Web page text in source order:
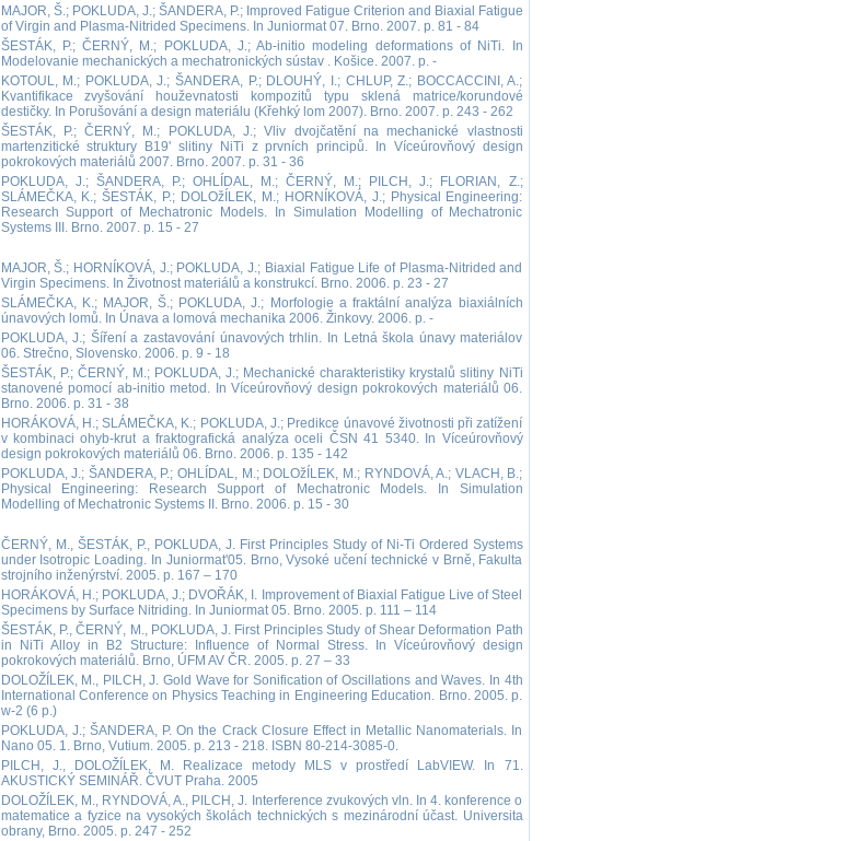
MAJOR, Š.; POKLUDA, J.; ŠANDERA, P.; Improved Fatigue Criterion and Biaxial Fatigue
of Virgin and Plasma-Nitrided Specimens. In Juniormat 07. Brno. 2007. p. 81 - 84
ŠESTÁK, P.; ČERNÝ, M.; POKLUDA, J.; Ab-initio modeling deformations of NiTi. In
Modelovanie mechanických a mechatronických sústav . Košice. 2007. p. -
KOTOUL, M.; POKLUDA, J.; ŠANDERA, P.; DLOUHÝ, I.; CHLUP, Z.; BOCCACCINI, A.;
Kvantifikace zvyšování houževnatosti kompozitů typu sklená matrice/korundové
destičky. In Porušování a design materiálu (Křehký lom 2007). Brno. 2007. p. 243 - 262
ŠESTÁK, P.; ČERNÝ, M.; POKLUDA, J.; Vliv dvojčatění na mechanické vlastnosti
martenzitické struktury B19' slitiny NiTi z prvních principů. In Víceúrovňový design
pokrokových materiálů 2007. Brno. 2007. p. 31 - 36
POKLUDA, J.; ŠANDERA, P.; OHLÍDAL, M.; ČERNÝ, M.; PILCH, J.; FLORIAN, Z.;
SLÁMEČKA, K.; ŠESTÁK, P.; DOLOžÍLEK, M.; HORNÍKOVÁ, J.; Physical Engineering:
Research Support of Mechatronic Models. In Simulation Modelling of Mechatronic
Systems III. Brno. 2007. p. 15 - 27
MAJOR, Š.; HORNÍKOVÁ, J.; POKLUDA, J.; Biaxial Fatigue Life of Plasma-Nitrided and
Virgin Specimens. In Životnost materiálů a konstrukcí. Brno. 2006. p. 23 - 27
SLÁMEČKA, K.; MAJOR, Š.; POKLUDA, J.; Morfologie a fraktální analýza biaxiálních
únavových lomů. In Únava a lomová mechanika 2006. Žinkovy. 2006. p. -
POKLUDA, J.; Šíření a zastavování únavových trhlin. In Letná škola únavy materiálov
06. Strečno, Slovensko. 2006. p. 9 - 18
ŠESTÁK, P.; ČERNÝ, M.; POKLUDA, J.; Mechanické charakteristiky krystalů slitiny NiTi
stanovené pomocí ab-initio metod. In Víceúrovňový design pokrokových materiálů 06.
Brno. 2006. p. 31 - 38
HORÁKOVÁ, H.; SLÁMEČKA, K.; POKLUDA, J.; Predikce únavové životnosti při zatížení
v kombinaci ohyb-krut a fraktografická analýza oceli ČSN 41 5340. In Víceúrovňový
design pokrokových materiálů 06. Brno. 2006. p. 135 - 142
POKLUDA, J.; ŠANDERA, P.; OHLÍDAL, M.; DOLOžÍLEK, M.; RYNDOVÁ, A.; VLACH, B.;
Physical Engineering: Research Support of Mechatronic Models. In Simulation
Modelling of Mechatronic Systems II. Brno. 2006. p. 15 - 30
ČERNÝ, M., ŠESTÁK, P., POKLUDA, J. First Principles Study of Ni-Ti Ordered Systems
under Isotropic Loading. In Juniormat'05. Brno, Vysoké učení technické v Brně, Fakulta
strojního inženýrství. 2005. p. 167 – 170
HORÁKOVÁ, H.; POKLUDA, J.; DVOŘÁK, I. Improvement of Biaxial Fatigue Live of Steel
Specimens by Surface Nitriding. In Juniormat 05. Brno. 2005. p. 111 – 114
ŠESTÁK, P., ČERNÝ, M., POKLUDA, J. First Principles Study of Shear Deformation Path
in NiTi Alloy in B2 Structure: Influence of Normal Stress. In Víceúrovňový design
pokrokových materiálů. Brno, ÚFM AV ČR. 2005. p. 27 – 33
DOLOŽÍLEK, M., PILCH, J. Gold Wave for Sonification of Oscillations and Waves. In 4th
International Conference on Physics Teaching in Engineering Education. Brno. 2005. p.
w-2 (6 p.)
POKLUDA, J.; ŠANDERA, P. On the Crack Closure Effect in Metallic Nanomaterials. In
Nano 05. 1. Brno, Vutium. 2005. p. 213 - 218. ISBN 80-214-3085-0.
PILCH, J., DOLOŽÍLEK, M. Realizace metody MLS v prostředí LabVIEW. In 71.
AKUSTICKÝ SEMINÁŘ. ČVUT Praha. 2005
DOLOŽÍLEK, M., RYNDOVÁ, A., PILCH, J. Interference zvukových vln. In 4. konference o
matematice a fyzice na vysokých školách technických s mezinárodní účast. Universita
obrany, Brno. 2005. p. 247 - 252